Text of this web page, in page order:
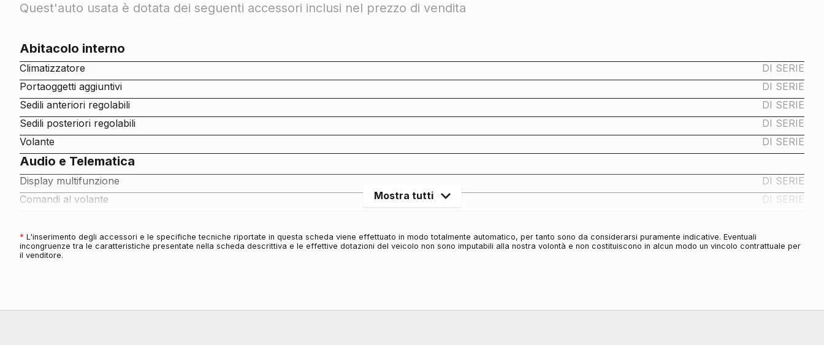
Quest'auto usata è dotata dei seguenti accessori inclusi nel prezzo di vendita
Abitacolo interno
Climatizzatore
DI SERIE
Portaoggetti aggiuntivi
DI SERIE
Sedili anteriori regolabili
DI SERIE
Sedili posteriori regolabili
DI SERIE
Volante
DI SERIE
Audio e Telematica
Display multifunzione
DI SERIE
Comandi al volante
DI SERIE
Cerchi in lega da 16
Connettività
Mostra tutti
* L'inserimento degli accessori e le specifiche tecniche riportate in questa scheda viene effettuato in modo totalmente automatico, per tanto sono da considerarsi puramente indicative. Eventuali
incongruenze tra le caratteristiche presentate nella scheda descrittiva e le effettive dotazioni del veicolo non sono imputabili alla nostra volontà e non costituiscono in alcun modo un vincolo contrattuale per
il venditore.